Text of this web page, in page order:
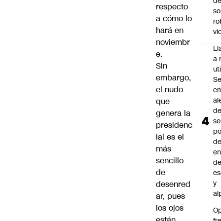
respecto
a cómo lo
hará en
noviembr
e.
Sin
embargo,
el nudo
que
genera la
presidenc
ial es el
más
sencillo
de
desenred
ar, pues
los ojos
a
de
de
y